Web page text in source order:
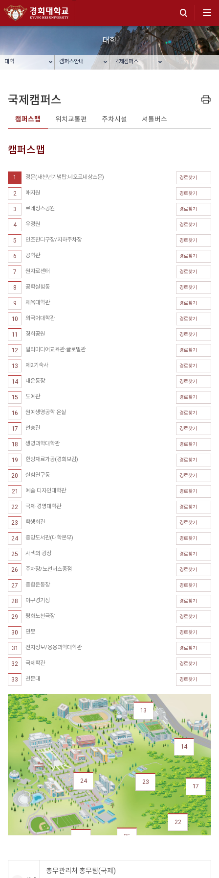
대학
대학 캠퍼스안내 국제캠퍼스
프린트
국제캠퍼스
캠퍼스맵 위치교통편 주차시설 셔틀버스
캠퍼스맵
1 정문(새천년기념탑:네오르네상스문) 경로찾기
2 애지원 경로찾기
3 르네상스공원 경로찾기
4 우정원 경로찾기
5 인조잔디구장/지하주차장 경로찾기
6 공학관 경로찾기
7 원자로센터 경로찾기
8 공학실험동 경로찾기
9 체육대학관 경로찾기
10 외국어대학관 경로찾기
11 경희공원 경로찾기
12 멀티미디어교육관·글로벌관 경로찾기
13 제2기숙사 경로찾기
14 대운동장 경로찾기
15 도예관 경로찾기
16 원예생명공학 온실 경로찾기
17 선승관 경로찾기
18 생명과학대학관 경로찾기
19 한방재료가공(경희보감) 경로찾기
20 실험연구동 경로찾기
21 예술·디자인대학관 경로찾기
22 국제·경영대학관 경로찾기
23 학생회관 경로찾기
24 중앙도서관(대학본부) 경로찾기
25 사색의 광장 경로찾기
26 주차장/노선버스종점 경로찾기
27 종합운동장 경로찾기
28 야구경기장 경로찾기
29 평화노천극장 경로찾기
30 연못 경로찾기
31 전자정보/응용과학대학관 경로찾기
32 국제학관 경로찾기
33 천문대 경로찾기
13
14
17
22
23
24
25
총무관리처 총무팀(국제)